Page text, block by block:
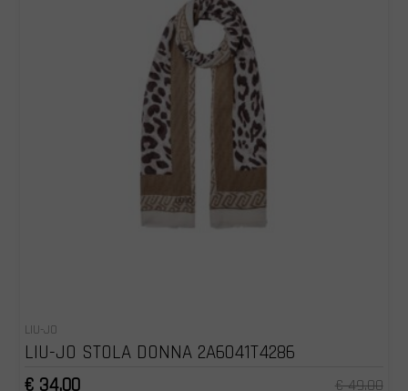
LIU-JO
LIU-JO STOLA DONNA 2A6041T4286
€ 34.00
€ 49.00